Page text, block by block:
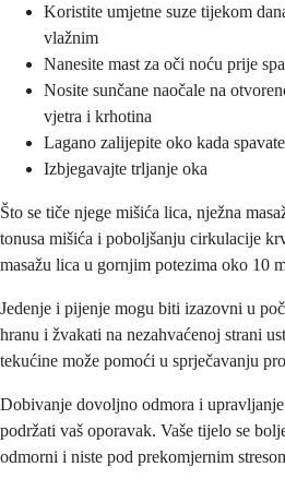
Koristite umjetne suze tijekom
vlažnim
Nanesite mast za oči noću prije
Nosite sunčane naočale na
vjetra i krhotina
Lagano zalijepite oko kada spavate
Izbjegavajte trljanje oka
Što se tiče njege mišića lica, nježna
tonusa mišića i poboljšanju cirkulacije
masažu lica u gornjim potezima oko 10
Jedenje i pijenje mogu biti izazovni u
hranu i žvakati na nezahvaćenoj strani
tekućine može pomoći u sprječavanju
Dobivanje dovoljno odmora i
podržati vaš oporavak. Vaše tijelo se
odmorni i niste pod prekomjernim